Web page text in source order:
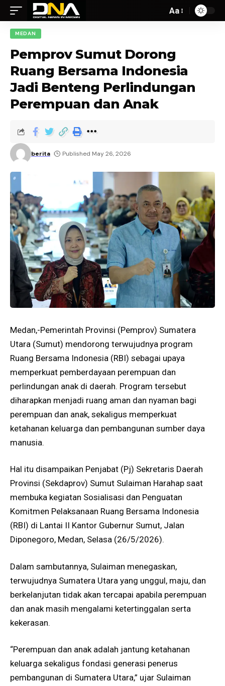
Aa
MEDAN
Pemprov Sumut Dorong
Ruang Bersama Indonesia
Jadi Benteng Perlindungan
Perempuan dan Anak
berita Published May 26, 2026
Medan,-Pemerintah Provinsi (Pemprov) Sumatera
Utara (Sumut) mendorong terwujudnya program
Ruang Bersama Indonesia (RBI) sebagai upaya
memperkuat pemberdayaan perempuan dan
perlindungan anak di daerah. Program tersebut
diharapkan menjadi ruang aman dan nyaman bagi
perempuan dan anak, sekaligus memperkuat
ketahanan keluarga dan pembangunan sumber daya
manusia.
Hal itu disampaikan Penjabat (Pj) Sekretaris Daerah
Provinsi (Sekdaprov) Sumut Sulaiman Harahap saat
membuka kegiatan Sosialisasi dan Penguatan
Komitmen Pelaksanaan Ruang Bersama Indonesia
(RBI) di Lantai II Kantor Gubernur Sumut, Jalan
Diponegoro, Medan, Selasa (26/5/2026).
Dalam sambutannya, Sulaiman menegaskan,
terwujudnya Sumatera Utara yang unggul, maju, dan
berkelanjutan tidak akan tercapai apabila perempuan
dan anak masih mengalami ketertinggalan serta
kekerasan.
“Perempuan dan anak adalah jantung ketahanan
keluarga sekaligus fondasi generasi penerus
pembangunan di Sumatera Utara,” ujar Sulaiman